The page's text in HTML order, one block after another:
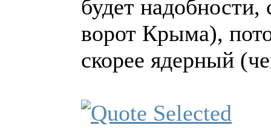
будет
ворот Крыма),
скорее ядерный